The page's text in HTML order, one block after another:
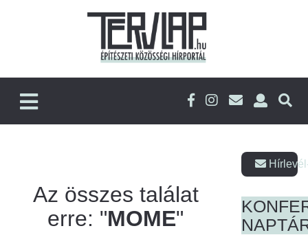
Az összes találat
erre: "MOME"